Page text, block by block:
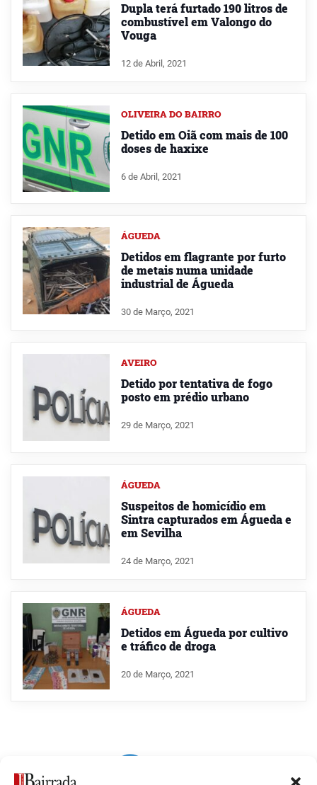
Dupla terá furtado 190 litros de
combustível em Valongo do
Vouga
12 de Abril, 2021
OLIVEIRA DO BAIRRO
Detido em Oiã com mais de 100
doses de haxixe
6 de Abril, 2021
ÁGUEDA
Detidos em flagrante por furto
de metais numa unidade
industrial de Águeda
30 de Março, 2021
AVEIRO
Detido por tentativa de fogo
posto em prédio urbano
29 de Março, 2021
ÁGUEDA
Suspeitos de homicídio em
Sintra capturados em Águeda e
em Sevilha
24 de Março, 2021
ÁGUEDA
Detidos em Águeda por cultivo
e tráfico de droga
20 de Março, 2021